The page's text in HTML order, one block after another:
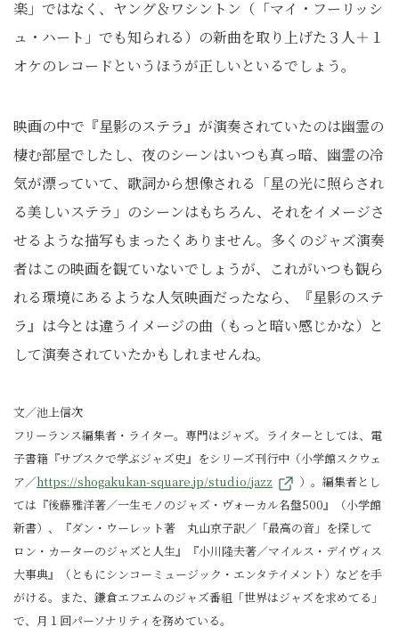
楽」ではなく、ヤング＆ワシントン（「マイ・フーリッシ
ュ・ハート」でも知られる）の新曲を取り上げた３人＋１
オケのレコードというほうが正しいといるでしょう。
映画の中で『星影のステラ』が演奏されていたのは幽霊の
棲む部屋でしたし、夜のシーンはいつも真っ暗、幽霊の冷
気が漂っていて、歌詞から想像される「星の光に照らされ
る美しいステラ」のシーンはもちろん、それをイメージさ
せるような描写もまったくありません。多くのジャズ演奏
者はこの映画を観ていないでしょうが、これがいつも観ら
れる環境にあるような人気映画だったなら、『星影のステ
ラ』は今とは違うイメージの曲（もっと暗い感じかな）と
して演奏されていたかもしれませんね。
文／池上信次
フリーランス編集者・ライター。専門はジャズ。ライターとしては、電
子書籍『サブスクで学ぶジャズ史』をシリーズ刊行中（小学館スクウェ
ア／https://shogakukan-square.jp/studio/jazz
）。編集者とし
ては『後藤雅洋著／一生モノのジャズ・ヴォーカル名盤500』（小学館
新書）、『ダン・ウーレット著 丸山京子訳／「最高の音」を探して
ロン・カーターのジャズと人生』『小川隆夫著／マイルス・デイヴィス
大事典』（ともにシンコーミュージック・エンタテイメント）などを手
がける。また、鎌倉エフエムのジャズ番組「世界はジャズを求めてる」
で、月１回パーソナリティを務めている。